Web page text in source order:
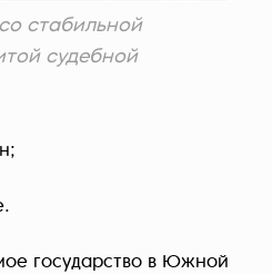
стабильной
судебной
государство в Южной